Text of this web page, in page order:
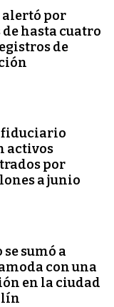
por
hasta cuatro
de
fiduciario
activos
por
a junio
sumó a
con una
en la ciudad